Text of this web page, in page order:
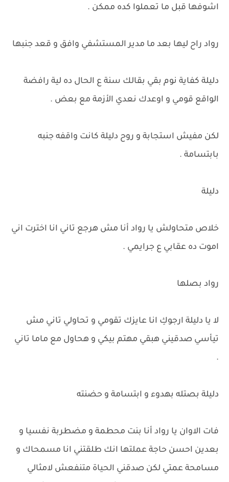
اشوفها قبل ما تعملوا كده ممكن .
رواد راح ليها بعد ما مدير المستشفي وافق و قعد جنبها
دليلة كفاية نوم بقي بقالك سنة ع الحال ده لية رافضة
الواقع قومي و اوعدك نعدي الأزمة مع بعض .
لكن مفيش استجابة و روح دليلة كانت واقفه جنبه
بابتسامة .
دليلة
خلاص متحاولش يا رواد أنا مش هرجع تاني انا اخترت اني
اموت ده عقابي ع جرايمي .
رواد بصلها
لا يا دليلة ارجوكِ انا عايزك تقومي و تحاولي تاني مش
تيأسي صدقيني هبقي مهتم بيكي و هحاول مع ماما تاني
.
دليلة بصتله بهدوء و ابتسامة و حضنته
فات الاوان يا رواد أنا بنت محطمة و مضطربة نفسيا و
بعدين احسن حاجة عملتها انك طلقتني انا مسمحاك و
مسامحة عمتي لكن صدقني الحياة متنفعش لامثالي